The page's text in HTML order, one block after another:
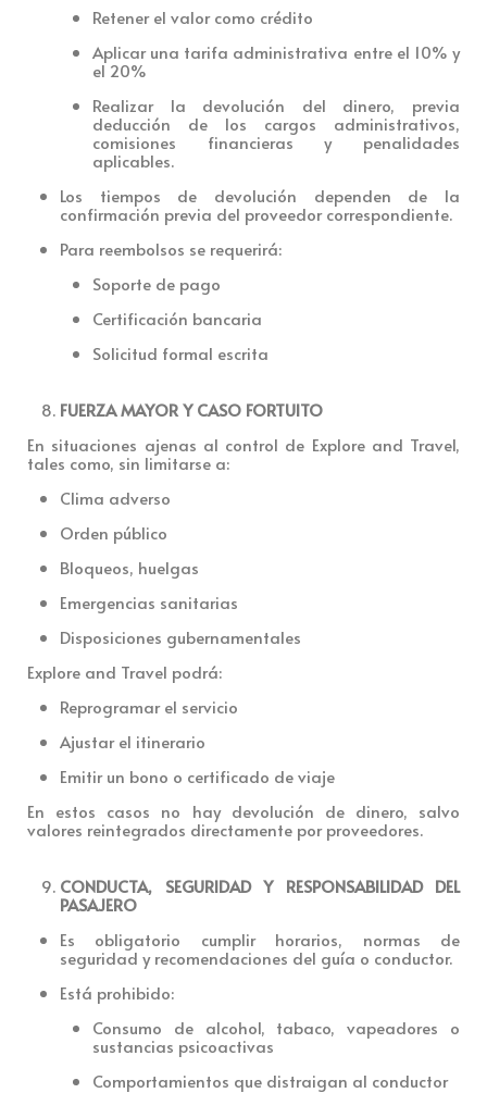
Retener el valor como crédito
Aplicar una tarifa administrativa entre el 10% y
el 20%
Realizar la devolución del dinero, previa
deducción de los cargos administrativos,
comisiones financieras y penalidades
aplicables.
Los tiempos de devolución dependen de la
confirmación previa del proveedor correspondiente.
Para reembolsos se requerirá:
Soporte de pago
Certificación bancaria
Solicitud formal escrita
FUERZA MAYOR Y CASO FORTUITO
En situaciones ajenas al control de Explore and Travel,
tales como, sin limitarse a:
Clima adverso
Orden público
Bloqueos, huelgas
Emergencias sanitarias
Disposiciones gubernamentales
Explore and Travel podrá:
Reprogramar el servicio
Ajustar el itinerario
Emitir un bono o certificado de viaje
En estos casos no hay devolución de dinero, salvo
valores reintegrados directamente por proveedores.
CONDUCTA, SEGURIDAD Y RESPONSABILIDAD DEL
PASAJERO
Es obligatorio cumplir horarios, normas de
seguridad y recomendaciones del guía o conductor.
Está prohibido:
Consumo de alcohol, tabaco, vapeadores o
sustancias psicoactivas
Comportamientos que distraigan al conductor